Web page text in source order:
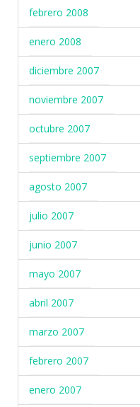
febrero 2008
enero 2008
diciembre 2007
noviembre 2007
octubre 2007
septiembre 2007
agosto 2007
julio 2007
junio 2007
mayo 2007
abril 2007
marzo 2007
febrero 2007
enero 2007